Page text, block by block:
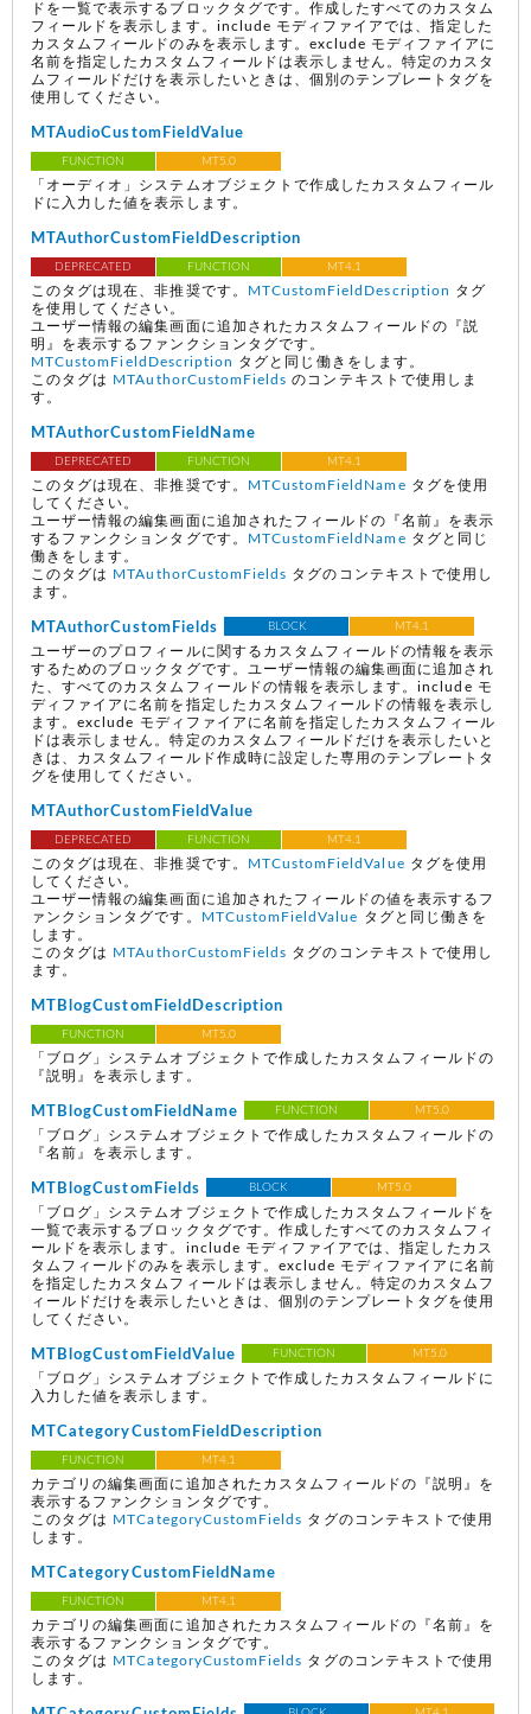
ドを一覧で表示するブロックタグです。作成したすべてのカスタム
フィールドを表示します。include モディファイアでは、指定した
カスタムフィールドのみを表示します。exclude モディファイアに
名前を指定したカスタムフィールドは表示しません。特定のカスタ
ムフィールドだけを表示したいときは、個別のテンプレートタグを
使用してください。
MTAudioCustomFieldValue
FUNCTION MT5.0
「オーディオ」システムオブジェクトで作成したカスタムフィール
ドに入力した値を表示します。
MTAuthorCustomFieldDescription
DEPRECATED FUNCTION MT4.1
このタグは現在、非推奨です。 MTCustomFieldDescription タグ
を使用してください。
ユーザー情報の編集画面に追加されたカスタムフィールドの『説
明』を表示するファンクションタグです。
MTCustomFieldDescription タグと同じ働きをします。
このタグは
MTAuthorCustomFields のコンテキストで使用しま
す。
MTAuthorCustomFieldName
DEPRECATED FUNCTION MT4.1
このタグは現在、非推奨です。 MTCustomFieldName タグを使用
してください。
ユーザー情報の編集画面に追加されたフィールドの『名前』を表示
するファンクションタグです。
MTCustomFieldName タグと同じ
働きをします。
このタグは
MTAuthorCustomFields タグのコンテキストで使用し
ます。
MTAuthorCustomFields BLOCK MT4.1
ユーザーのプロフィールに関するカスタムフィールドの情報を表示
するためのブロックタグです。ユーザー情報の編集画面に追加され
た、すべてのカスタムフィールドの情報を表示します。include モ
ディファイアに名前を指定したカスタムフィールドの情報を表示し
ます。exclude モディファイアに名前を指定したカスタムフィール
ドは表示しません。特定のカスタムフィールドだけを表示したいと
きは、カスタムフィールド作成時に設定した専用のテンプレートタ
グを使用してください。
MTAuthorCustomFieldValue
DEPRECATED FUNCTION MT4.1
このタグは現在、非推奨です。 MTCustomFieldValue タグを使用
してください。
ユーザー情報の編集画面に追加されたフィールドの値を表示するフ
ァンクションタグです。
MTCustomFieldValue タグと同じ働きを
します。
このタグは
MTAuthorCustomFields タグのコンテキストで使用し
ます。
MTBlogCustomFieldDescription
FUNCTION MT5.0
「ブログ」システムオブジェクトで作成したカスタムフィールドの
『説明』を表示します。
MTBlogCustomFieldName FUNCTION MT5.0
「ブログ」システムオブジェクトで作成したカスタムフィールドの
『名前』を表示します。
MTBlogCustomFields BLOCK MT5.0
「ブログ」システムオブジェクトで作成したカスタムフィールドを
一覧で表示するブロックタグです。作成したすべてのカスタムフィ
ールドを表示します。include モディファイアでは、指定したカス
タムフィールドのみを表示します。exclude モディファイアに名前
を指定したカスタムフィールドは表示しません。特定のカスタムフ
ィールドだけを表示したいときは、個別のテンプレートタグを使用
してください。
MTBlogCustomFieldValue FUNCTION MT5.0
「ブログ」システムオブジェクトで作成したカスタムフィールドに
入力した値を表示します。
MTCategoryCustomFieldDescription
FUNCTION MT4.1
カテゴリの編集画面に追加されたカスタムフィールドの『説明』を
表示するファンクションタグです。
このタグは
MTCategoryCustomFields タグのコンテキストで使用
します。
MTCategoryCustomFieldName
FUNCTION MT4.1
カテゴリの編集画面に追加されたカスタムフィールドの『名前』を
表示するファンクションタグです。
このタグは
MTCategoryCustomFields タグのコンテキストで使用
します。